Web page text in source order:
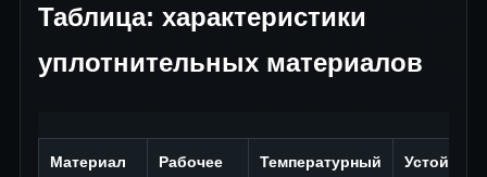
Таблица: характеристики
уплотнительных материалов
Материал
Рабочее
Температурный